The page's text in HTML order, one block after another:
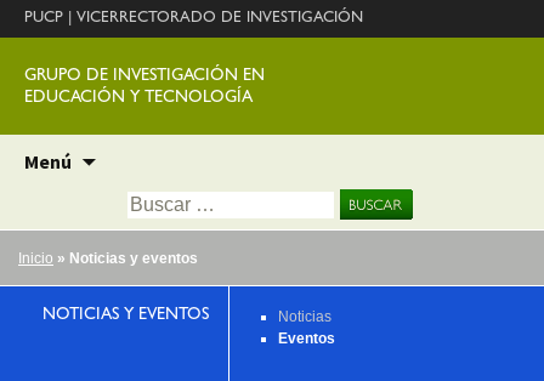
PUCP VICERRECTORADO DE INVESTIGACIÓN
GRUPO DE INVESTIGACIÓN EN
EDUCACIÓN Y TECNOLOGÍA
Menú
contenido
Buscar:
Inicio » Noticias y eventos
NOTICIAS Y EVENTOS
Noticias
Eventos